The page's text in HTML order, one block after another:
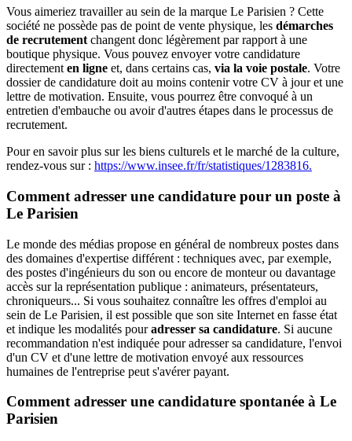
Vous aimeriez travailler au sein de la marque Le Parisien ? Cette
société ne possède pas de point de vente physique, les démarches
de recrutement changent donc légèrement par rapport à une
boutique physique. Vous pouvez envoyer votre candidature
directement en ligne et, dans certains cas, via la voie postale. Votre
dossier de candidature doit au moins contenir votre CV à jour et une
lettre de motivation. Ensuite, vous pourrez être convoqué à un
entretien d'embauche ou avoir d'autres étapes dans le processus de
recrutement.
Pour en savoir plus sur les biens culturels et le marché de la culture,
rendez-vous sur : https://www.insee.fr/fr/statistiques/1283816.
Comment adresser une candidature pour un poste à
Le Parisien
Le monde des médias propose en général de nombreux postes dans
des domaines d'expertise différent : techniques avec, par exemple,
des postes d'ingénieurs du son ou encore de monteur ou davantage
accès sur la représentation publique : animateurs, présentateurs,
chroniqueurs... Si vous souhaitez connaître les offres d'emploi au
sein de Le Parisien, il est possible que son site Internet en fasse état
et indique les modalités pouradresser sa candidature. Si aucune
recommandation n'est indiquée pour adresser sa candidature, l'envoi
d'un CV et d'une lettre de motivation envoyé aux ressources
humaines de l'entreprise peut s'avérer payant.
Comment adresser une candidature spontanée à Le
Parisien